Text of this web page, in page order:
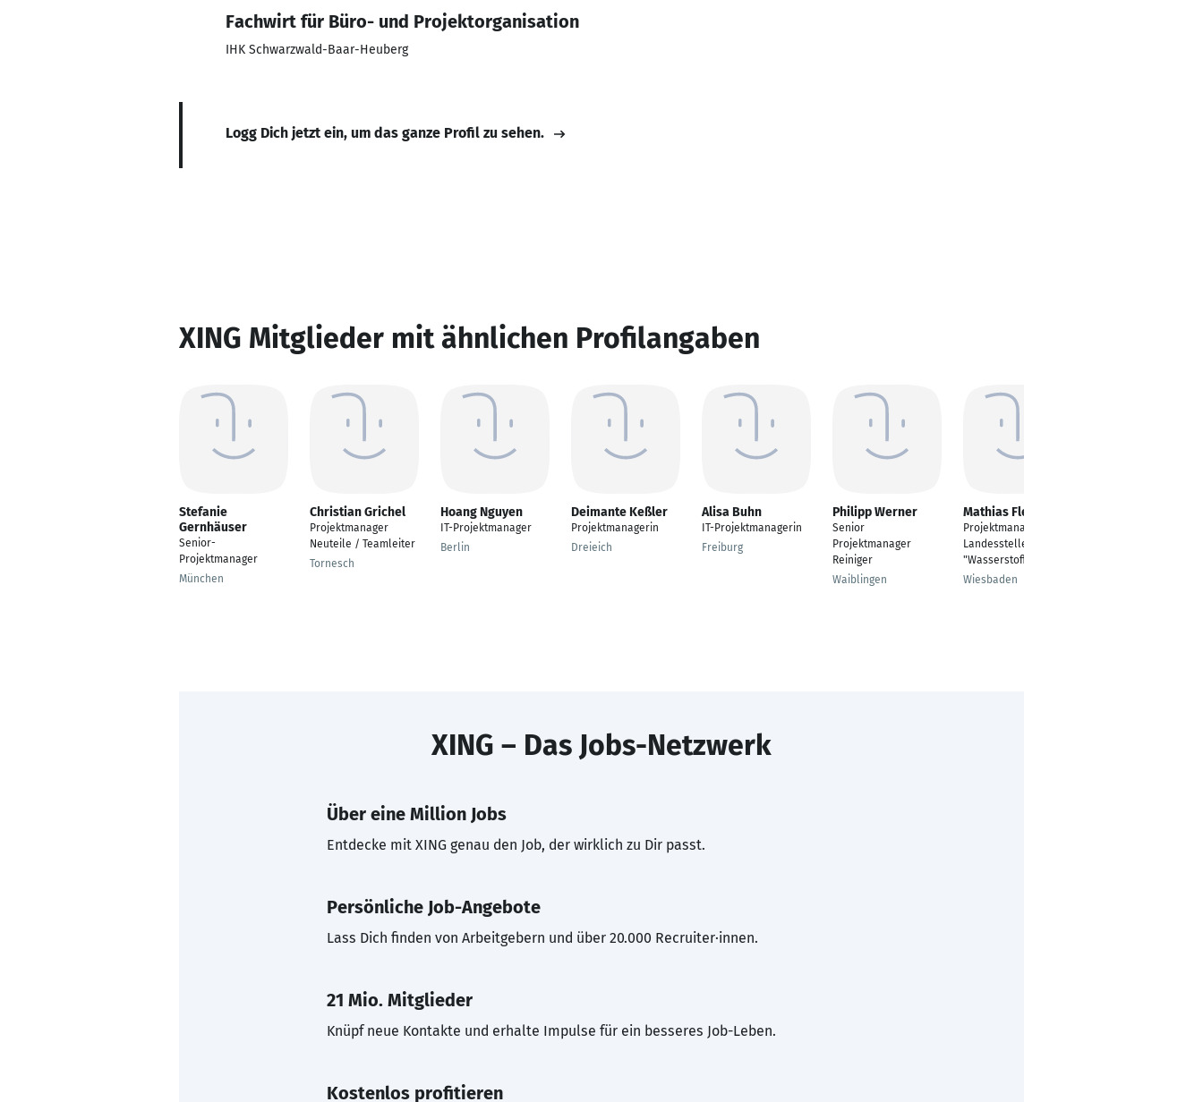
Fachwirt für Büro- und Projektorganisation
IHK Schwarzwald-Baar-Heuberg
Logg Dich jetzt ein, um das ganze Profil zu sehen.
XING Mitglieder mit ähnlichen Profilangaben
Stefanie
Gernhäuser
Senior-
Projektmanager
München
Christian Grichel
Projektmanager
Neuteile / Teamleiter
Tornesch
Hoang Nguyen
IT-Projektmanager
Berlin
Deimante Keßler
Projektmanagerin
Dreieich
Alisa Buhn
IT-Projektmanagerin
Freiburg
Philipp Werner
Senior
Projektmanager
Reiniger
Waiblingen
Mathias Fleck
Projektmanager
Landesstelle
"Wasserstoff"
Wiesbaden
XING – Das Jobs-Netzwerk
Über eine Million Jobs
Entdecke mit XING genau den Job, der wirklich zu Dir passt.
Persönliche Job-Angebote
Lass Dich finden von Arbeitgebern und über 20.000 Recruiter·innen.
21 Mio. Mitglieder
Knüpf neue Kontakte und erhalte Impulse für ein besseres Job-Leben.
Kostenlos profitieren